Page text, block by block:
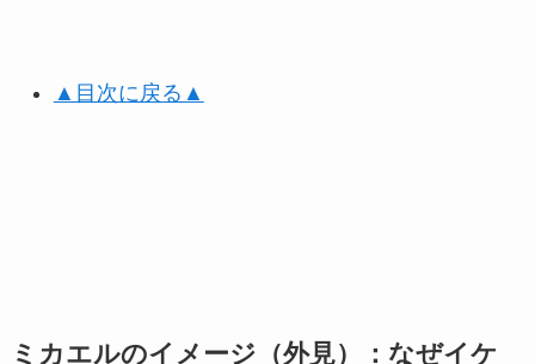
▲目次に戻る▲
ミカエルのイメージ（外見）：なぜイケ